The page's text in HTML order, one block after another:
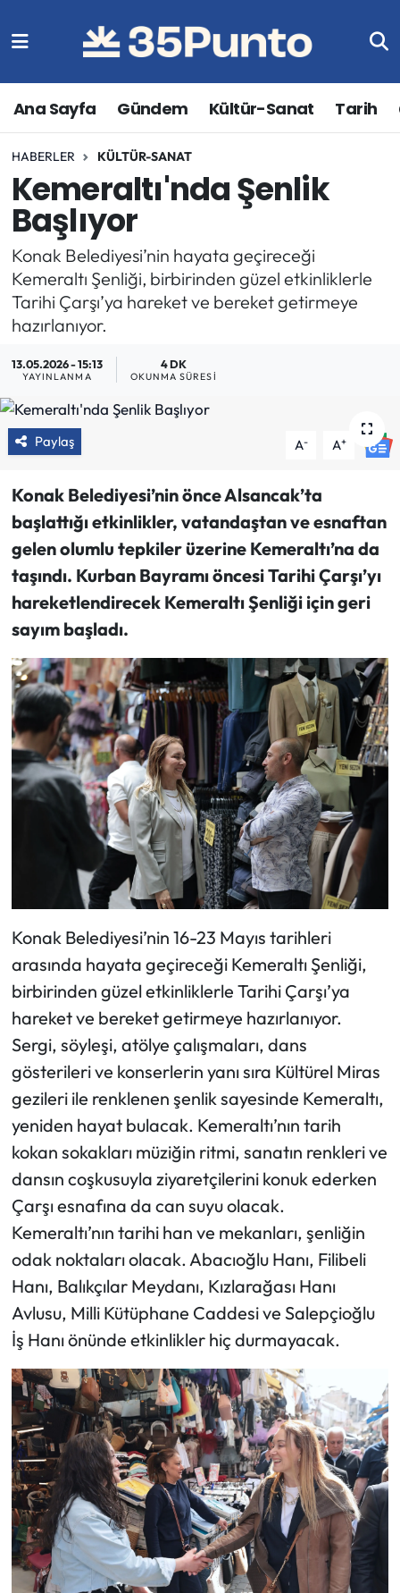
Ana Sayfa Gündem Kültür-Sanat Tarih
HABERLER KÜLTÜR-SANAT
Kemeraltı'nda Şenlik
Başlıyor
Konak Belediyesi’nin hayata geçireceği
Kemeraltı Şenliği, birbirinden güzel etkinliklerle
Tarihi Çarşı’ya hareket ve bereket getirmeye
hazırlanıyor.
13.05.2026 - 15:13
YAYINLANMA
4 DK
OKUNMA SÜRESI
Paylaş A- A+
Konak Belediyesi’nin önce Alsancak’ta
başlattığı etkinlikler, vatandaştan ve esnaftan
gelen olumlu tepkiler üzerine Kemeraltı’na da
taşındı. Kurban Bayramı öncesi Tarihi Çarşı’yı
hareketlendirecek Kemeraltı Şenliği için geri
sayım başladı.
Konak Belediyesi’nin 16-23 Mayıs tarihleri
arasında hayata geçireceği Kemeraltı Şenliği,
birbirinden güzel etkinliklerle Tarihi Çarşı’ya
hareket ve bereket getirmeye hazırlanıyor.
Sergi, söyleşi, atölye çalışmaları, dans
gösterileri ve konserlerin yanı sıra Kültürel Miras
gezileri ile renklenen şenlik sayesinde Kemeraltı,
yeniden hayat bulacak. Kemeraltı’nın tarih
kokan sokakları müziğin ritmi, sanatın renkleri ve
dansın coşkusuyla ziyaretçilerini konuk ederken
Çarşı esnafına da can suyu olacak.
Kemeraltı’nın tarihi han ve mekanları, şenliğin
odak noktaları olacak. Abacıoğlu Hanı, ​Filibeli
Hanı, ​Balıkçılar Meydanı, ​Kızlarağası Hanı
Avlusu, ​Milli Kütüphane Caddesi ve ​Salepçioğlu
İş Hanı önünde etkinlikler hiç durmayacak.